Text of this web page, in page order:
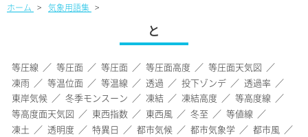
ホーム 気象用語集
と
等圧線 等圧面 等圧面 等圧面高度
等圧面天気図
凍雨
等温位面 等温線 透過 投下ゾンデ
透過率
東岸気候
冬季モンスーン 凍結 凍結高度
等高度線
等高度面天気図
東西指数 東西風 冬至
等値線
凍土
透明度 特異日 都市気候 都市気象学
都市風